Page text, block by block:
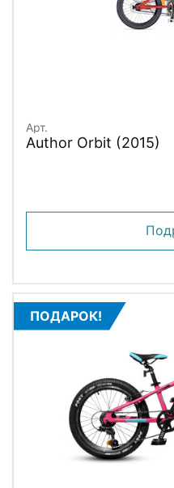
Арт.
Author Orbit (2015)
ПОДАРОК!